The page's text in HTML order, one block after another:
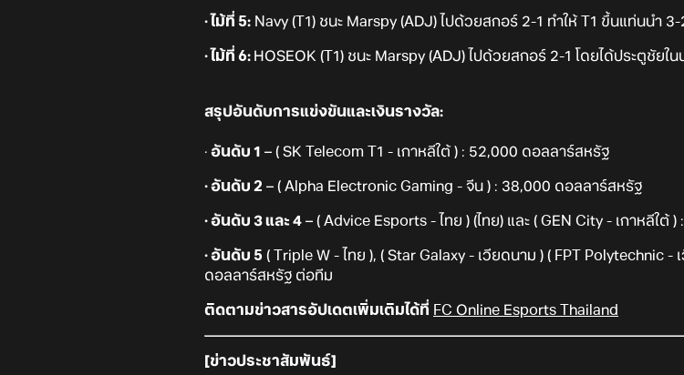
· ไม้ที่ 5: Navy (T1) ชนะ Marspy (ADJ) ไปด้วยสกอร์ 2-1 ทำให้ T1 ขึ้นแท่นนำ 3-
· ไม้ที่ 6: HOSEOK (T1) ชนะ Marspy (ADJ) ไปด้วยสกอร์ 2-1 โดยได้ประตูชัยใ
สรุปอันดับการแข่งขันและเงินรางวัล:
· อันดับ 1 – ( SK Telecom T1 - เกาหลีใต้ ) : 52,000 ดอลลาร์สหรัฐ
· อันดับ 2 – ( Alpha Electronic Gaming - จีน ) : 38,000 ดอลลาร์สหรัฐ
· อันดับ 3 และ 4 – ( Advice Esports - ไทย ) (ไทย) และ ( GEN City - เกาหลีใ
· อันดับ 5 ( Triple W - ไทย ), ( Star Galaxy - เวียดนาม ) ( FPT Polytechnic
ดอลลาร์สหรัฐ ต่อทีม
ติดตามข่าวสารอัปเดตเพิ่มเติมได้ที่ FC Online Esports Thailand
[ข่าวประชาสัมพันธ์]